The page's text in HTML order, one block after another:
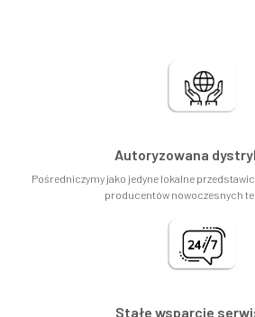
Autoryzowana
Pośredniczymy jako jedyne lokalne
producentów nowoczesnych
Stałe wsparcie